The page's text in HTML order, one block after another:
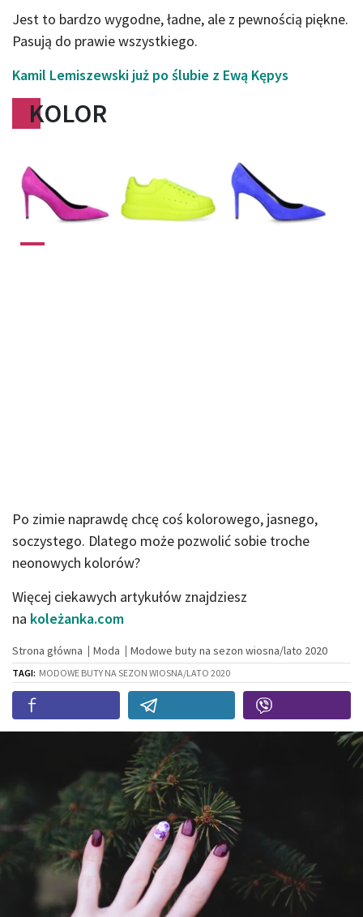
Jest to bardzo wygodne, ładne, ale z pewnością piękne.
Pasują do prawie wszystkiego.
Kamil Lemiszewski już po ślubie z Ewą Kępys
KOLOR
Po zimie naprawdę chcę coś kolorowego, jasnego,
soczystego. Dlatego może pozwolić sobie troche
neonowych kolorów?
Więcej ciekawych artykułów znajdziesz
na koleżanka.com
Strona główna Moda Modowe buty na sezon wiosna/lato 2020
TAGI: MODOWE BUTY NA SEZON WIOSNA/LATO 2020